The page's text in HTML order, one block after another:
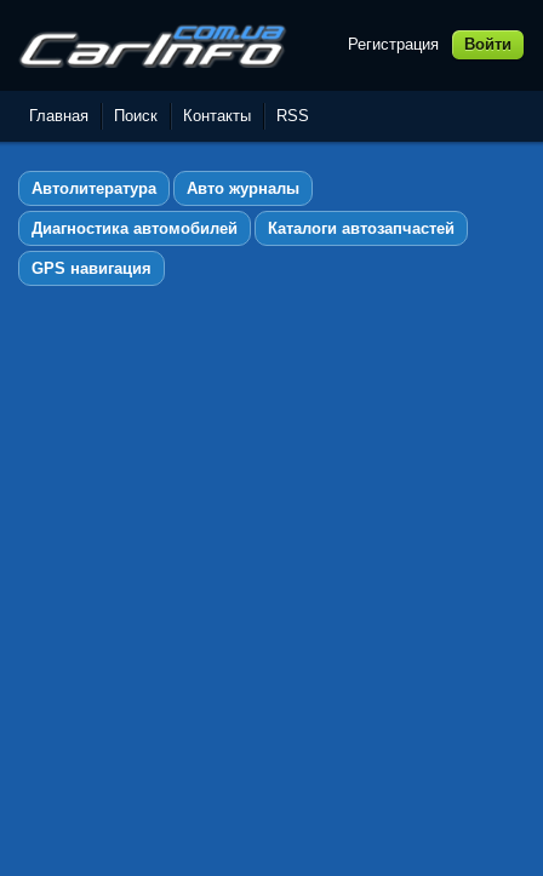
Автолитература,
Руководства по ремонту и
эксплуатации автомобилей
Регистрация Войти
Главная Поиск Контакты RSS
Автолитература Авто журналы
Диагностика автомобилей Каталоги автозапчастей
GPS навигация